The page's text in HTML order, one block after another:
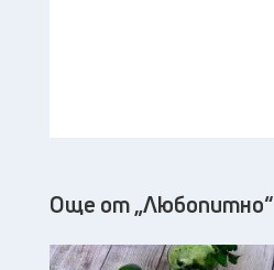
Още от „Любопитно“